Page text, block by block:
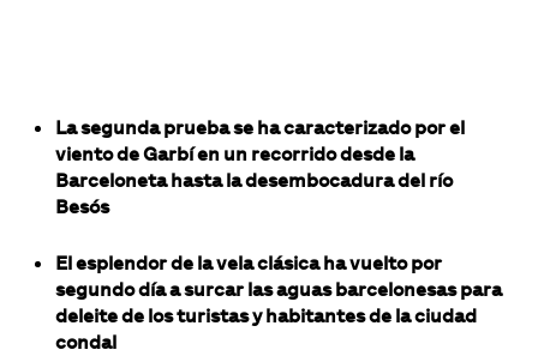
La segunda prueba se ha caracterizado por el
viento de Garbí en un recorrido desde la
Barceloneta hasta la desembocadura del río
Besós
El esplendor de la vela clásica ha vuelto por
segundo día a surcar las aguas barcelonesas para
deleite de los turistas y habitantes de la ciudad
condal